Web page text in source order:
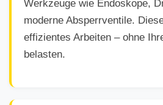
Werkzeuge wie Endoskope,
moderne Absperrventile.
effizientes Arbeiten – ohne
belasten.